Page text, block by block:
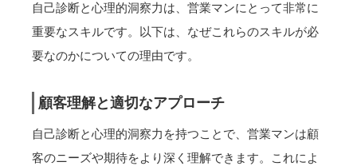
自己診断と心理的洞察力は、営業マンにとって非常に
重要なスキルです。以下は、なぜこれらのスキルが必
要なのかについての理由です。
顧客理解と適切なアプローチ
自己診断と心理的洞察力を持つことで、営業マンは顧
客のニーズや期待をより深く理解できます。これによ